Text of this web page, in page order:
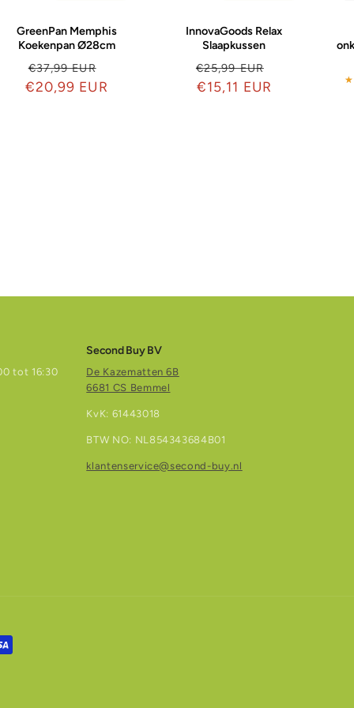
GreenPan Memphis
Koekenpan Ø28cm
Normale
prijs
€37,99 EUR
Aanbiedingsprijs
€20,99 EUR
InnovaGoods Relax
Slaapkussen
Normale
prijs
€25,99 EUR
€15,11 EUR
tot 16:30
Second Buy BV
De Kazematten 6B
6681 CS Bemmel
KvK: 61443018
BTW NO: NL854343684B01
klantenservice@second-buy.nl